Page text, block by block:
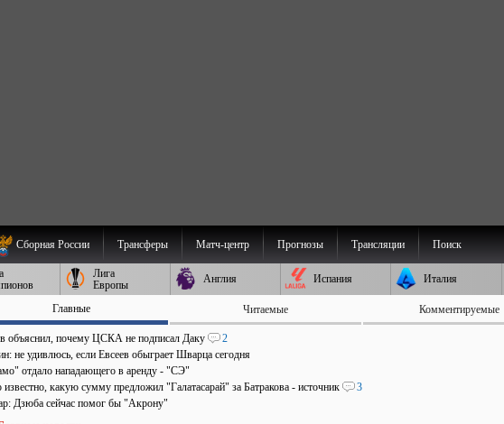
Сборная России Трансферы Матч-центр Прогнозы Трансляции Поиск
Лига
Европы
Англия Испания Италия
Главные Читаемые Комментируемые
объяснил, почему ЦСКА не подписал Даку
2
не удивлюсь, если Евсеев обыграет Шварца сегодня
отдало нападающего в аренду - "СЭ"
известно, какую сумму предложил "Галатасарай" за Батракова - источник
3
Дзюба сейчас помог бы "Акрону"